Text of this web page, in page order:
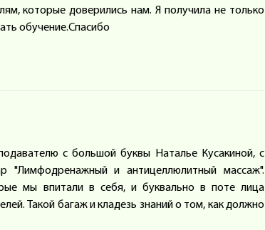
которые доверились нам. Я получила не только
обучение.Спасибо
с большой буквы Наталье Кусакиной, с
"Лимфодренажный и антицеллюлитный массаж".
мы впитали в себя, и буквально в поте лица
Такой багаж и кладезь знаний о том, как должно
постановка рук, огромное количество техник,